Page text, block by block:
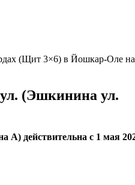
(Щит 3×6) в Йошкар-Оле
(Эшкинина ул.
действительна с 1 мая